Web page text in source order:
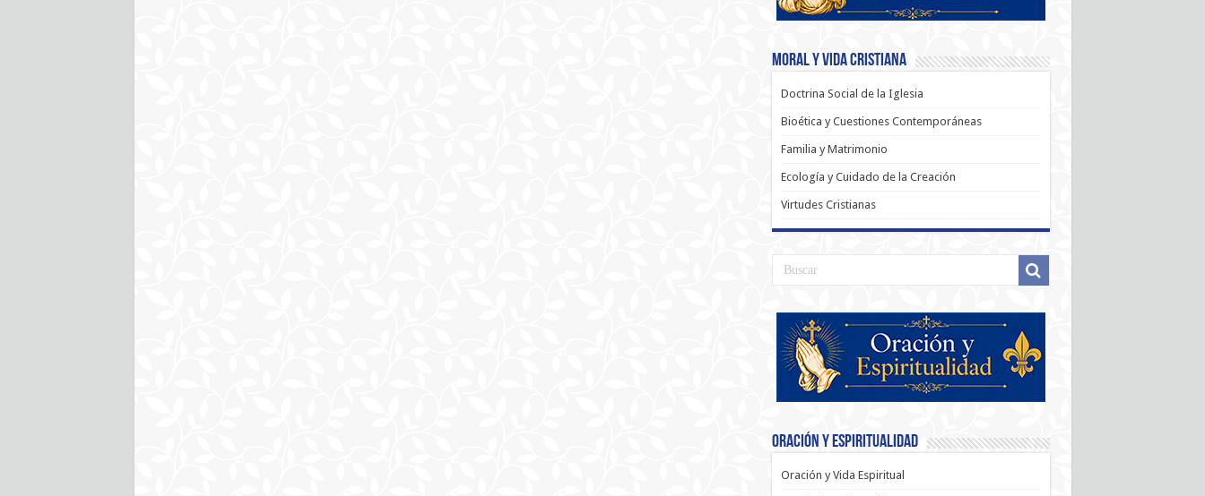
Moral y Vida Cristiana
Doctrina Social de la Iglesia
Bioética y Cuestiones Contemporáneas
Familia y Matrimonio
Ecología y Cuidado de la Creación
Virtudes Cristianas
Oración y Espiritualidad
Oración y Vida Espiritual